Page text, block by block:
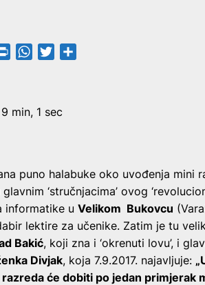
PrintFriendly
WhatsApp
Twitter
9 min, 1 sec
puno halabuke oko uvođenja mini
‘stručnjacima’ ovog
informatike uVelikom Bukovcu
lektire za učenike. Zatim je tu
Bakić, koji zna i ‘okrenuti lovu’, i
Divjak, koja 7.9.2017. najavljuje:
će dobiti po jedan primjerak